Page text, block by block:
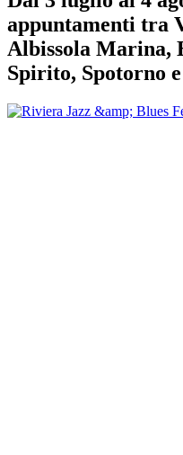
appuntamenti tra
Albissola Marina,
Spirito, Spotorno